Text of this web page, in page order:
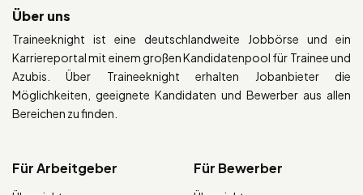
Über uns
Traineeknight ist eine deutschlandweite Jobbörse und ein
Karriereportal mit einem großen Kandidatenpool für Trainee und
Azubis. Über Traineeknight erhalten Jobanbieter die
Möglichkeiten, geeignete Kandidaten und Bewerber aus allen
Bereichen zu finden.
Für Arbeitgeber Für Bewerber